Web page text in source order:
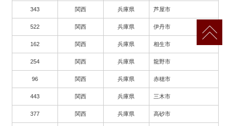
343 関西 兵庫県 芦屋市
522 関西 兵庫県 伊丹市
162 関西 兵庫県 相生市
254 関西 兵庫県 龍野市
96 関西 兵庫県 赤穂市
443 関西 兵庫県 三木市
377 関西 兵庫県 高砂市